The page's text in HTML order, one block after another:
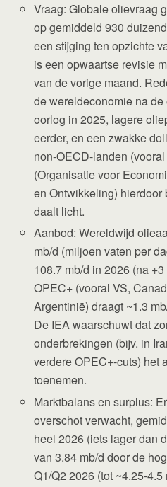
Vraag: Globale olievraag
op gemiddeld 930
een stijging ten opzichte
is een opwaartse revisie
van de vorige maand.
de wereldeconomie na
oorlog in 2025, lagere
eerder, en een zwakke
non-OECD-landen
(Organisatie voor
en Ontwikkeling) hierdoor
daalt licht.
Aanbod: Wereldwijd
mb/d (miljoen vaten per
108.7 mb/d in 2026 (na
OPEC+ (vooral VS,
Argentinië) draagt ~1.3
De IEA waarschuwt dat
onderbrekingen (bijv. in
verdere OPEC+-cuts) het
toenemen.
Marktbalans en surplus:
overschot verwacht,
heel 2026 (iets lager dan
van 3.84 mb/d door de
Q1/Q2 2026 (tot ~4.25-